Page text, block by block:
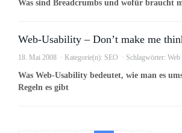
Was sind Breadcrumbs und wofür braucht
Web-Usability – Don’t make me
18. Mai 2008 Kategorie(n): SEO Schlagwörter:
Was Web-Usability bedeutet, wie man es
Regeln es gibt